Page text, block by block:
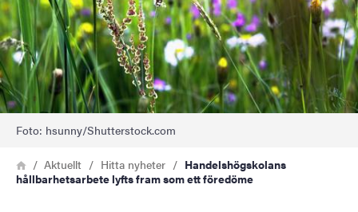
Om webbplatsen
Foto: hsunny/Shutterstock.com
Länkstig
HemAktuellt Hitta nyheter
Handelshögskolans
hållbarhetsarbete lyfts fram som ett föredöme